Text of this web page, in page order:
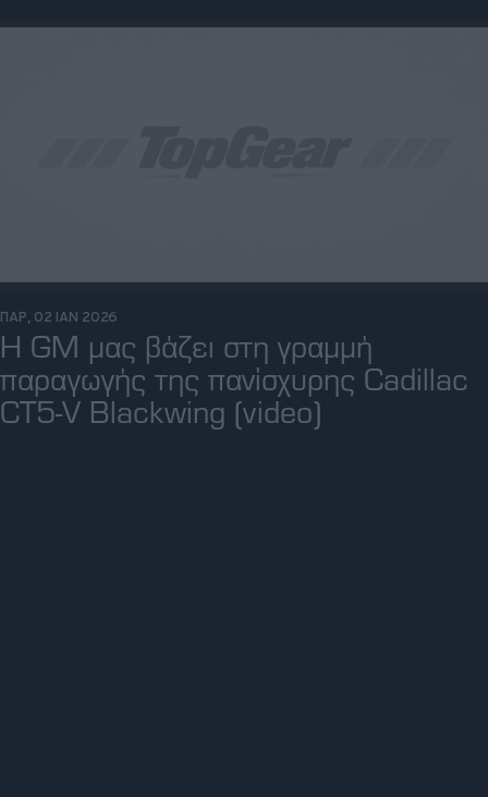
ΠΑΡ, 02 ΙΑΝ 2026
Η GM μας βάζει στη γραμμή
παραγωγής της πανίσχυρης Cadillac
CT5-V Blackwing (video)